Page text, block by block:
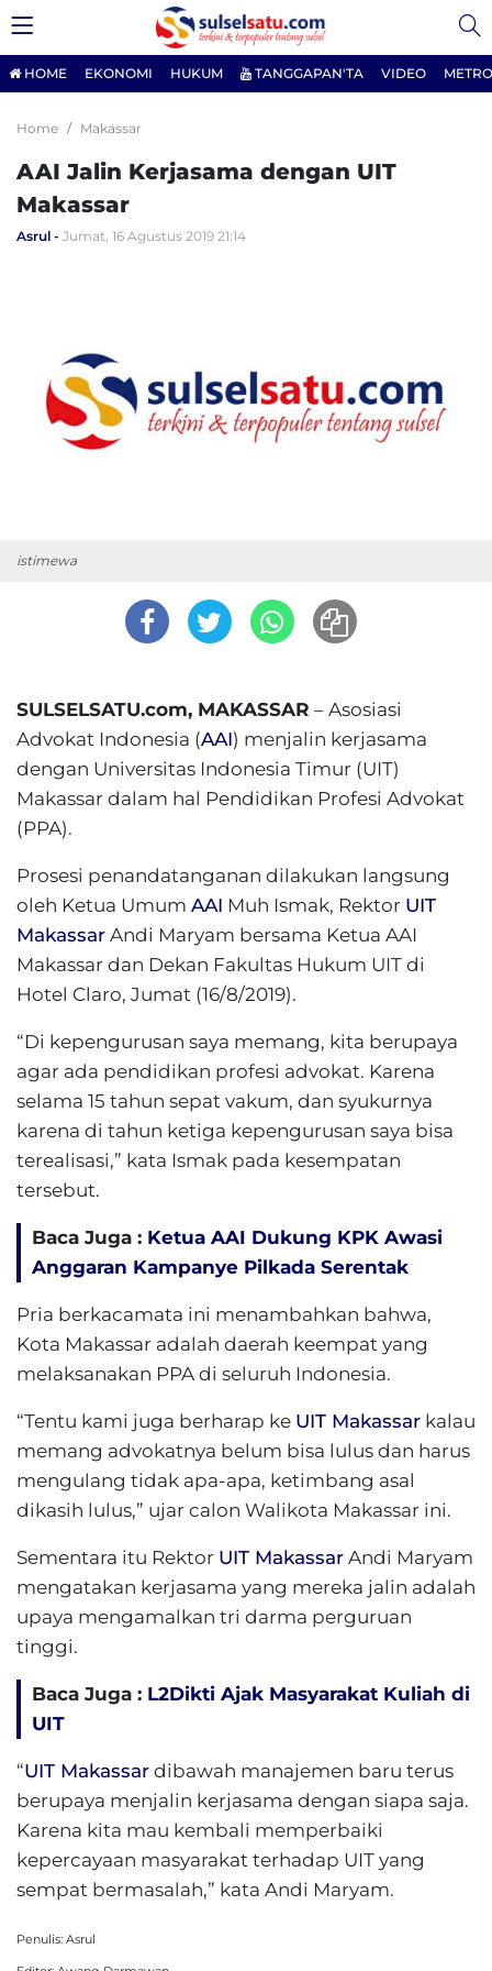
HOME EKONOMI HUKUM TANGGAPAN'TA VIDEO
Home Makassar
AAI Jalin Kerjasama dengan UIT
Makassar
Asrul Jumat, 16 Agustus 2019 21:14
istimewa
SULSELSATU.com, MAKASSAR – Asosiasi
Advokat Indonesia (AAI) menjalin kerjasama
dengan Universitas Indonesia Timur (UIT)
Makassar dalam hal Pendidikan Profesi Advokat
(PPA).
Prosesi penandatanganan dilakukan langsung
oleh Ketua Umum AAI Muh Ismak, Rektor UIT
Makassar Andi Maryam bersama Ketua AAI
Makassar dan Dekan Fakultas Hukum UIT di
Hotel Claro, Jumat (16/8/2019).
“Di kepengurusan saya memang, kita berupaya
agar ada pendidikan profesi advokat. Karena
selama 15 tahun sepat vakum, dan syukurnya
karena di tahun ketiga kepengurusan saya bisa
terealisasi,” kata Ismak pada kesempatan
tersebut.
Baca Juga : Ketua AAI Dukung KPK Awasi
Anggaran Kampanye Pilkada Serentak
Pria berkacamata ini menambahkan bahwa,
Kota Makassar adalah daerah keempat yang
melaksanakan PPA di seluruh Indonesia.
“Tentu kami juga berharap ke UIT Makassar kalau
memang advokatnya belum bisa lulus dan harus
mengulang tidak apa-apa, ketimbang asal
dikasih lulus,” ujar calon Walikota Makassar ini.
Sementara itu Rektor UIT Makassar Andi Maryam
mengatakan kerjasama yang mereka jalin adalah
upaya mengamalkan tri darma perguruan
tinggi.
Baca Juga : L2Dikti Ajak Masyarakat Kuliah di
UIT
“UIT Makassar dibawah manajemen baru terus
berupaya menjalin kerjasama dengan siapa saja.
Karena kita mau kembali memperbaiki
kepercayaan masyarakat terhadap UIT yang
sempat bermasalah,” kata Andi Maryam.
Penulis: Asrul